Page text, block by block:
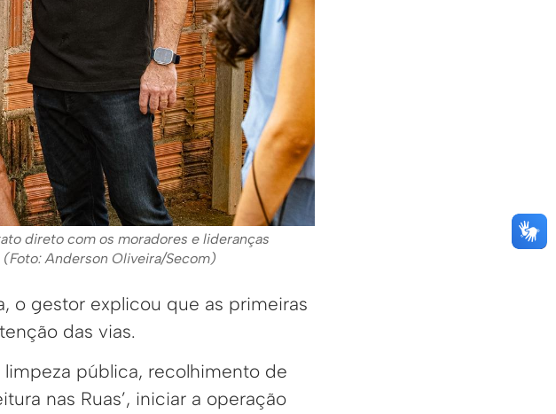
direto com os moradores e lideranças
Anderson Oliveira/Secom)
o gestor explicou que as primeiras
das vias.
pública, recolhimento de
nas Ruas’, iniciar a operação